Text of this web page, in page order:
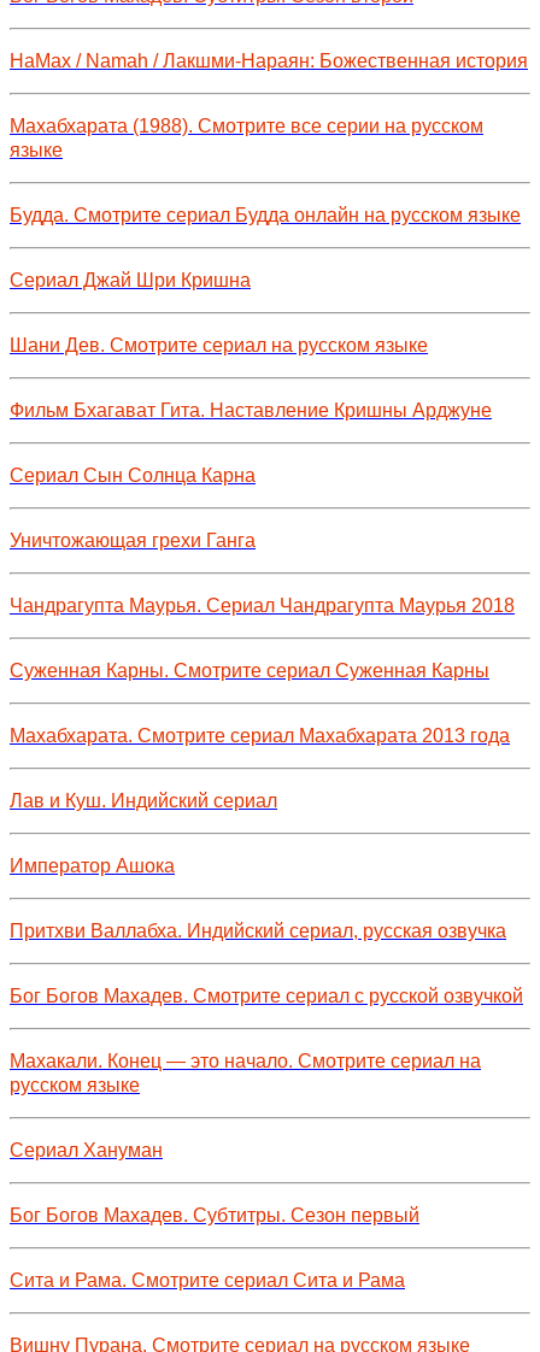
НаМах / Namah / Лакшми-Нараян: Божественная история
Махабхарата (1988). Смотрите все серии на русском
языке
Будда. Смотрите сериал Будда онлайн на русском языке
Сериал Джай Шри Кришна
Шани Дев. Смотрите сериал на русском языке
Фильм Бхагават Гита. Наставление Кришны Арджуне
Сериал Сын Солнца Карна
Уничтожающая грехи Ганга
Чандрагупта Маурья. Сериал Чандрагупта Маурья 2018
Суженная Карны. Смотрите сериал Суженная Карны
Махабхарата. Смотрите сериал Махабхарата 2013 года
Лав и Куш. Индийский сериал
Император Ашока
Притхви Валлабха. Индийский сериал, русская озвучка
Бог Богов Махадев. Смотрите сериал с русской озвучкой
Махакали. Конец — это начало. Смотрите сериал на
русском языке
Сериал Хануман
Бог Богов Махадев. Субтитры. Сезон первый
Сита и Рама. Смотрите сериал Сита и Рама
Вишну Пурана. Смотрите сериал на русском языке